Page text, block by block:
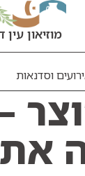
עין דור
–